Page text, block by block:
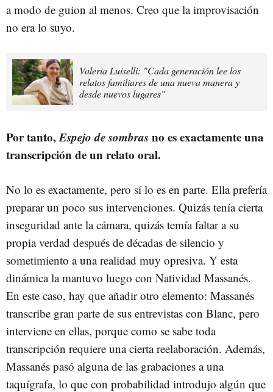
a modo de guion al menos. Creo que la improvisación
no era lo suyo.
Valeria Luiselli: "Cada generación lee los
relatos familiares de una nueva manera y
desde nuevos lugares"
Por tanto,Espejo de sombrasno es exactamente una
transcripción de un relato oral.
No lo es exactamente, pero sí lo es en parte. Ella prefería
preparar un poco sus intervenciones. Quizás tenía cierta
inseguridad ante la cámara, quizás temía faltar a su
propia verdad después de décadas de silencio y
sometimiento a una realidad muy opresiva. Y esta
dinámica la mantuvo luego con Natividad Massanés.
En este caso, hay que añadir otro elemento: Massanés
transcribe gran parte de sus entrevistas con Blanc, pero
interviene en ellas, porque como se sabe toda
transcripción requiere una cierta reelaboración. Además,
Massanés pasó alguna de las grabaciones a una
taquígrafa, lo que con probabilidad introdujo algún que